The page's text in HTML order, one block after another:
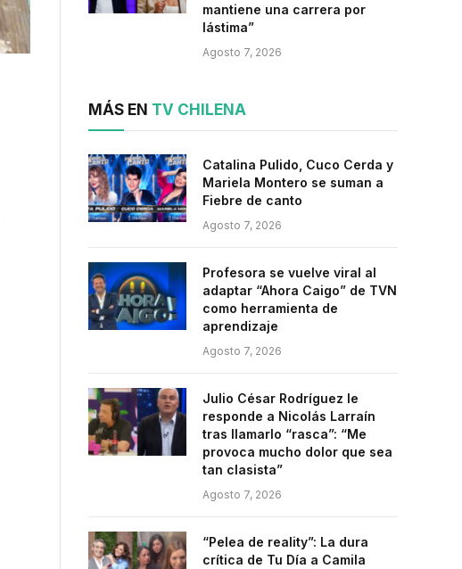
mantiene una carrera por
lástima”
Agosto 7, 2026
MÁS EN TV CHILENA
Catalina Pulido, Cuco Cerda y
Mariela Montero se suman a
Fiebre de canto
Agosto 7, 2026
Profesora se vuelve viral al
adaptar “Ahora Caigo” de TVN
como herramienta de
aprendizaje
Agosto 7, 2026
Julio César Rodríguez le
responde a Nicolás Larraín
tras llamarlo “rasca”: “Me
provoca mucho dolor que sea
tan clasista”
Agosto 7, 2026
“Pelea de reality”: La dura
crítica de Tu Día a Camila